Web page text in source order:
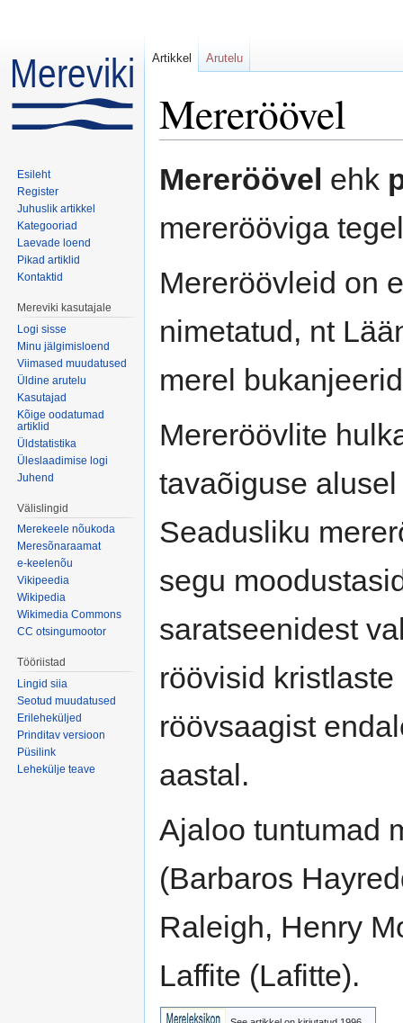
Mereröövel
Mereröövel ehk
mererööviga
Mereröövleid on
nimetatud, nt
merel
Mereröövlite
tavaõiguse
Seadusliku
segu
saratseenidest
röövisid
röövsaagist
aastal.
Ajaloo tuntumad
(Barbaros
Raleigh, Henry
Laffite (Lafitte).
Artikkel Arutelu
Esileht
Register
Juhuslik artikkel
Kategooriad
Laevade loend
Pikad artiklid
Kontaktid
Mereviki kasutajale
Logi sisse
Minu jälgimisloend
Viimased muudatused
Üldine arutelu
Kasutajad
Kõige oodatumad
artiklid
Üldstatistika
Üleslaadimise logi
Juhend
Välislingid
Merekeele nõukoda
Meresõnaraamat
e-keelenõu
Vikipeedia
Wikipedia
Wikimedia Commons
CC otsingumootor
Tööriistad
Lingid siia
Seotud muudatused
Erileheküljed
Prinditav versioon
Püsilink
Lehekülje teave